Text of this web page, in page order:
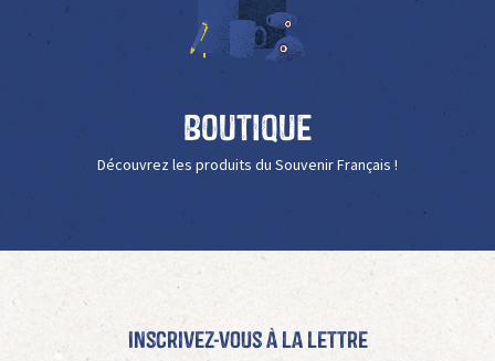
Boutique
Découvrez les produits du Souvenir Français !
Inscrivez-vous à La Lettre